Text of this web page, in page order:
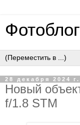
28 декабря 2024 г.
Новый
f/1.8 STM